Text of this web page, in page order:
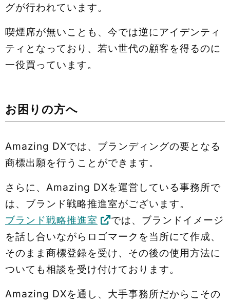
グが行われています。
喫煙席が無いことも、今では逆にアイデンティ
ティとなっており、若い世代の顧客を得るのに
一役買っています。
お困りの方へ
Amazing DXでは、ブランディングの要となる
商標出願を行うことができます。
さらに、Amazing DXを運営している事務所で
は、ブランド戦略推進室がございます。
ブランド戦略推進室
では、ブランドイメージ
を話し合いながらロゴマークを当所にて作成、
そのまま商標登録を受け、その後の使用方法に
ついても相談を受け付けております。
Amazing DXを通し、大手事務所だからこその